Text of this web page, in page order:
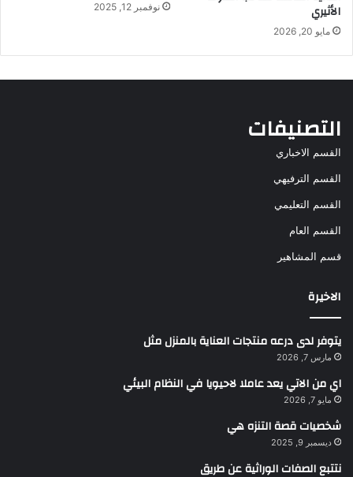
الأثيري
مايو 20, 2026
نوفمبر 12, 2025
التصنيفات
القسم الاخباري
القسم الترفيهي
القسم التعليمي
القسم العام
قسم المشاهير
الاخيرة
يتوفر لدى درعه منتجات العناية بالمنزل مثل
مارس 7, 2026
اي من الاتي يعد عاملا لاحيويا في النظام البيئي
مايو 7, 2026
شخصيات قصة التنزه هي
ديسمبر 9, 2025
نتتبع الصفات الوراثية عن طريق